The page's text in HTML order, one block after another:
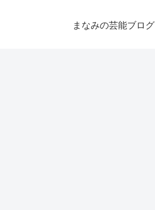
まなみの芸能ブログ